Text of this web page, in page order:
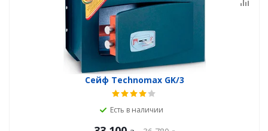
Сейф Technomax GK/3
Есть в наличии